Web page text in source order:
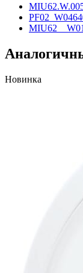
Новинка